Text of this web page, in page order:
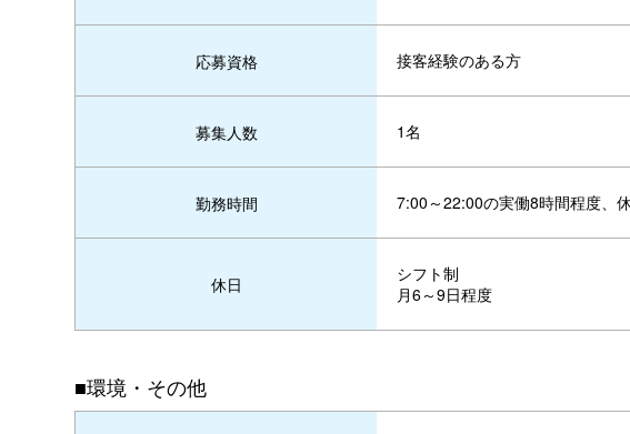
応募資格 接客経験のある方
募集人数 1名
勤務時間 7:00～22:00の実働8時間程度、
休日
シフト制
月6～9日程度
■環境・その他